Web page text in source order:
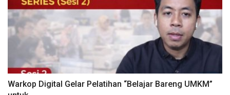
Warkop Digital Gelar Pelatihan “Belajar Bareng UMKM”